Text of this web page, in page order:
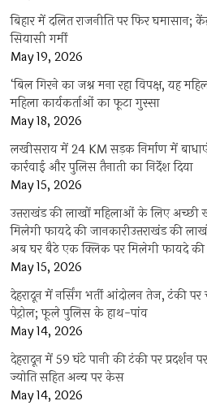
बिहार में दलित राजनीति पर फिर घमासान;
सियासी गर्मी
May 19, 2026
‘बिल गिरने का जश्न मना रहा विपक्ष, यह
महिला कार्यकर्ताओं का फूटा गुस्सा
May 18, 2026
लखीसराय में 24 KM सड़क निर्माण में
कार्रवाई और पुलिस तैनाती का निर्देश दिया
May 15, 2026
उत्तराखंड की लाखों महिलाओं के लिए
मिलेगी फायदे की जानकारीउत्तराखंड की
अब घर बैठे एक क्लिक पर मिलेगी फायदे की
May 15, 2026
देहरादून में नर्सिंग भर्ती आंदोलन तेज, टंकी पर
पेट्रोल; फूले पुलिस के हाथ-पांव
May 14, 2026
देहरादून में 59 घंटे पानी की टंकी पर प्रदर्शन
ज्योति सहित अन्य पर केस
May 14, 2026